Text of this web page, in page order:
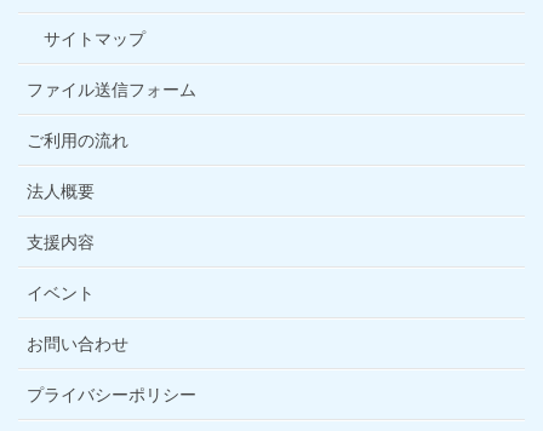
サイトマップ
ファイル送信フォーム
ご利用の流れ
法人概要
支援内容
イベント
お問い合わせ
プライバシーポリシー